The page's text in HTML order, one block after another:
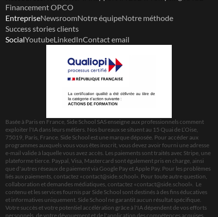
Financement OPCO
EntrepriseNewsroomNotre équipeNotre méthode
Success stories clients
SocialYoutubeLinkedInContact email
Basée à Paris en France, Side School SAS enseigne aux professionnels comment
exploiter l'IA dans leurs métiers. Nos bureaux se situent au 15 Quai de L’Oise,
75019, Paris, France. Side School est une marque déposée. Pour accéder aux
programmes auxquels vous vous êtes inscrit, vous devez avoir fourni une adresse
e-mail valide à laquelle vous avez accès. Les paiements sont traités avec Stripe, une
plateforme tierce. Paypal, Visa, Mastercard sont également pris en charge, ainsi
que d'autres réseaux de paiement via Google Pay et Apple Pay. Pour les problèmes
liés aux paiements, contactez «contact@side.school». Pour toute autre question,
collaboration et demandes médiatiques, contactez «contact@side.school».  Le
contenu et les services fournis par Side School sont destinés à des fins éducatives
et informatives uniquement. Side School ne garantit aucun résultat spécifique.
Votre succès et votre potentiel accélération grâce à l'IA dépendent de vos efforts
personnels, de votre dévouement et de l'application des compétences acquises.